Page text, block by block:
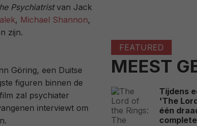
Psychiatristvan Jack
, Michael Shannon,
zijn.
Göring, een Duitse
figuren binnen de
zal psychiater
interviewt om
FEATURED
MEEST
Tijdens
'The
één